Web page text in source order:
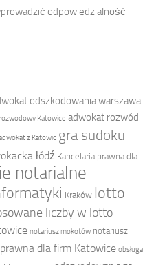
odpowiedzialność
odszkodowania warszawa
Katowice adwokat rozwód
z Katowic gra sudoku
łódź Kancelaria prawna dla
notarialne
Kraków lotto
liczby w lotto
notariusz mokotów notariusz
prawna dla firm Katowice obsługa